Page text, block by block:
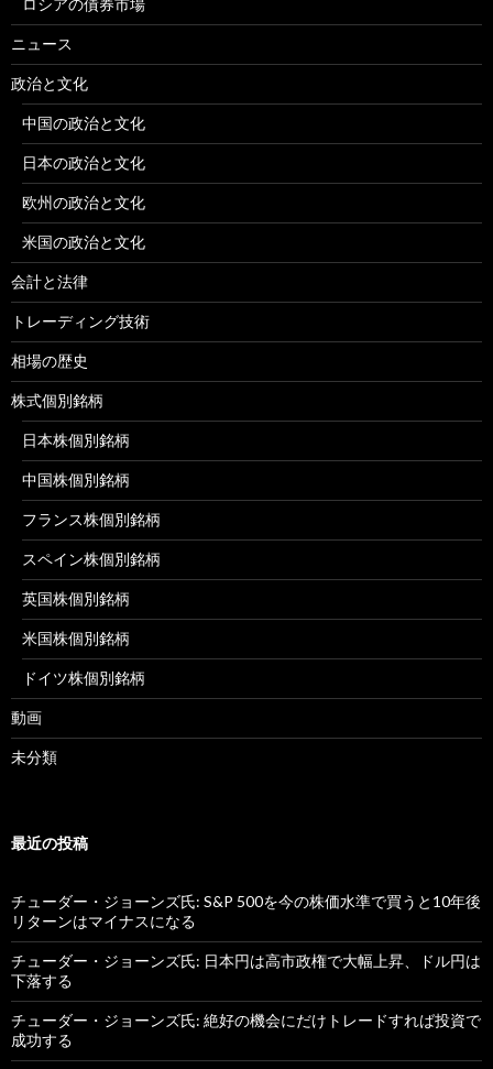
ロシアの債券市場
ニュース
政治と文化
中国の政治と文化
日本の政治と文化
欧州の政治と文化
米国の政治と文化
会計と法律
トレーディング技術
相場の歴史
株式個別銘柄
日本株個別銘柄
中国株個別銘柄
フランス株個別銘柄
スペイン株個別銘柄
英国株個別銘柄
米国株個別銘柄
ドイツ株個別銘柄
動画
未分類
最近の投稿
チューダー・ジョーンズ氏: S&P 500を今の株価水準で買うと10年後
リターンはマイナスになる
チューダー・ジョーンズ氏: 日本円は高市政権で大幅上昇、ドル円は
下落する
チューダー・ジョーンズ氏: 絶好の機会にだけトレードすれば投資で
成功する